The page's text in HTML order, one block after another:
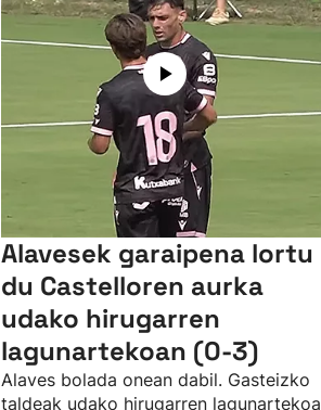
Alavesek garaipena lortu
du Castelloren aurka
udako hirugarren
lagunartekoan (0-3)
Alaves bolada onean dabil. Gasteizko
taldeak udako hirugarren lagunartekoa